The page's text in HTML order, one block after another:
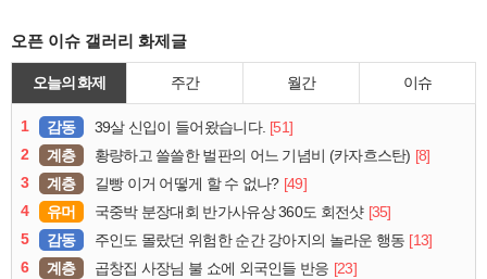
오픈 이슈 갤러리 화제글
오늘의 화제 주간 월간 이슈
1 감동 39살 신입이 들어왔습니다. [51]
2
계층 황량하고 쓸쓸한 벌판의 어느 기념비 (카자흐스탄) [8]
3
계층 길빵 이거 어떻게 할 수 없나? [49]
4
유머 국중박 분장대회 반가사유상 360도 회전샷 [35]
5
감동 주인도 몰랐던 위험한 순간 강아지의 놀라운 행동 [13]
6
계층 곱창집 사장님 불 쇼에 외국인들 반응 [23]